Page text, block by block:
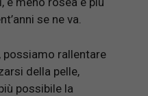
se ne va.
possiamo rallentare
della pelle,
possibile la